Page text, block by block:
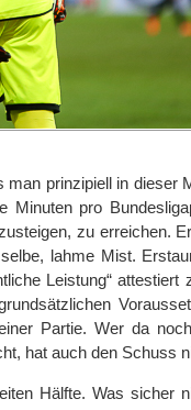
prinzipiell in dieser
Minuten pro
zu erreichen.
lahme Mist.
Leistung“
Partie. Wer da
hat auch den Schuss
Hälfte. Was sicher